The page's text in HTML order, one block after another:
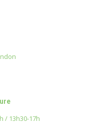
/ 13h30-17h